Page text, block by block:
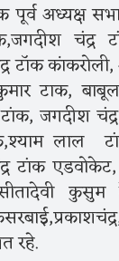
पूर्व अध्यक्ष
चंद्र
टॉक
टाक,
जगदीश
लाल
टांक
कुसुम
रहे.